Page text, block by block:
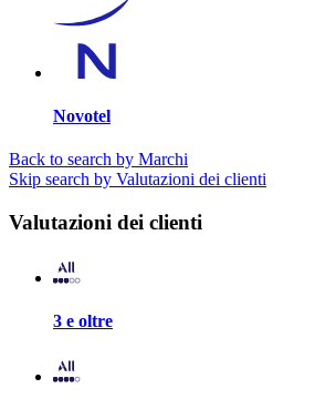
Novotel
Back to search by Marchi
Skip search by Valutazioni dei clienti
Valutazioni dei clienti
3 e oltre